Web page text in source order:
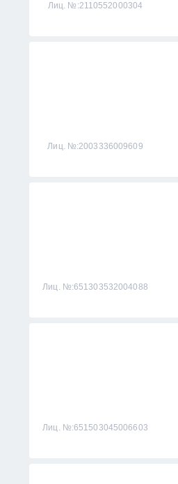
Лиц. №:2110552000304
Лиц. №:2003336009609
Лиц. №:651303532004088
Лиц. №:651503045006603